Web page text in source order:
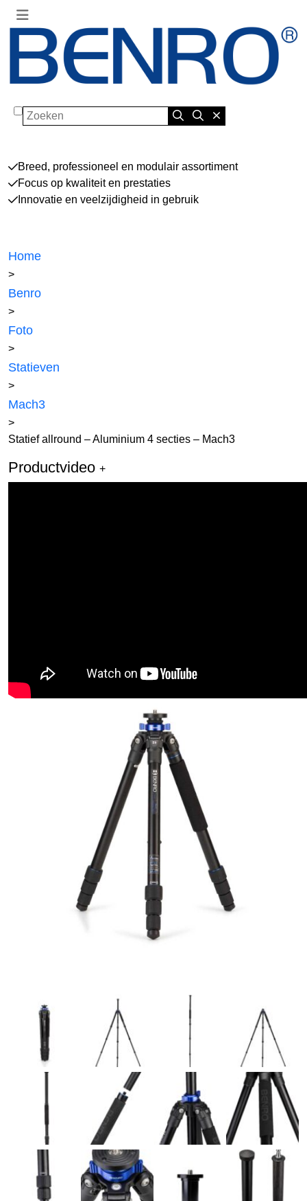
Zoeken
Breed, professioneel en modulair assortiment
Focus op kwaliteit en prestaties
Innovatie en veelzijdigheid in gebruik
Home
>
Benro
>
Foto
>
Statieven
>
Mach3
>
Statief allround – Aluminium 4 secties – Mach3
Productvideo +